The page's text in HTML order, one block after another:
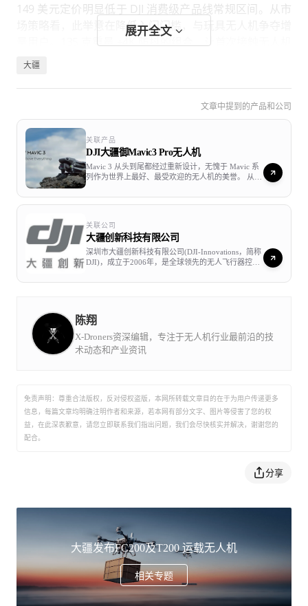
149 美元定价明显低于 DJI 消费级产品线常规区间。从市
场策略看，此举意在降低入门门槛，与玩具无人机争夺增
量用户。135 克重量 +4K 防抖的组合，让首次接触无人机
的用户在同等价位无法找到替代品。
后，未来升级 Mini 系列或 Air 系列的概率显著提升。对于
家庭用户、旅行博主、短视频创作者而言，这个价格消除
了"先试试水"的决策阻力。
购买建议
纯新手选 149 美元基础版足够，手机操控学习成本最低。
需要户外长时间作业选 219 美元三电池版，性价比最高。
已有 DJI 遥控器或追求信号稳定选 259 美元套装。想体验
FPV 视角且预算充足，399 美元套装降幅最大。
需注意：无遥控器版本依赖手机图传，复杂环境信号可能
受限。国内飞手需遵守民航局实名登记规定，250 克以下
此次促销可能是清库存为新品让路，等待成本高于购买风
险。149 美元买到 DJI 品控和售后体系，远比同价位玩具
无人机可靠。
展开全文
大疆
文章中提到的产品和公司
关联产品
DJI大疆御Mavic3 Pro无人机
Mavic 3 从头到尾都经过重新设计，无愧于 Mavic 系
列作为世界上最好、最受欢迎的无人机的美誉。 从其
围为 200 米的全方位障碍物传感器， 再到重新设计的
可提供长达 46 分钟飞行时间的电池，Mavic 3 提供了
其升级后的硬件和软件可以以每秒 50 帧的速度处理
5.1K 视频，色彩柔和细腻，低光灵敏度更高，并支持
4K/120fps 以获得更高质量的慢动作镜头效果。 增强
版 Mavic 3 Cine 提供 Apple ProRes 422 HQ 编码，可
关联公司
大疆创新科技有限公司
深圳市大疆创新科技有限公司(DJI-Innovations，简称
DJI)，成立于2006年，是全球领先的无人飞行器控制
球100多个国家。通过持续的创新，大疆致力于为无
陈翔
X-Droners资深编辑，专注于无人机行业最前沿的技
术动态和产业资讯
免责声明：尊重合法版权，反对侵权盗版，本网所转载文章目的在于为用户传递更多
信息，每篇文章均明确注明作者和来源，若本网有部分文字、图片等侵害了您的权
益，在此深表歉意，请您立即联系我们指出问题，我们会尽快核实并解决，谢谢您的
配合。
分享
大疆发布FC200及T200 运载无人机
相关专题